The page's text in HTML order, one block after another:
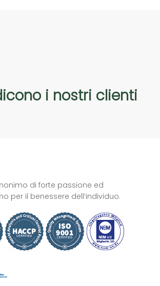
i nostri clienti
di forte passione ed
per il benessere dell’individuo.